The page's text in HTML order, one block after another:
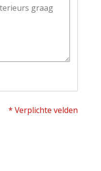
* Verplichte velden